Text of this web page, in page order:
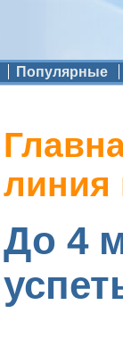
Популярные
Вы здесь
линия
До 4